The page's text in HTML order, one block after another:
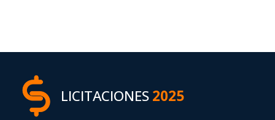
LICITACIONES2025